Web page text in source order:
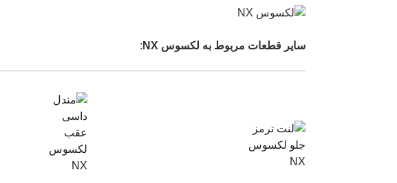
سایر قطعات مربوط به لکسوس NX :